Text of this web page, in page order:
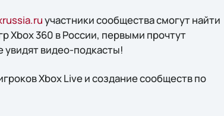
участники сообщества смогут найти
Xbox 360 в России, первыми прочтут
увидят видео-подкасты!
Xbox Live и создание сообществ по